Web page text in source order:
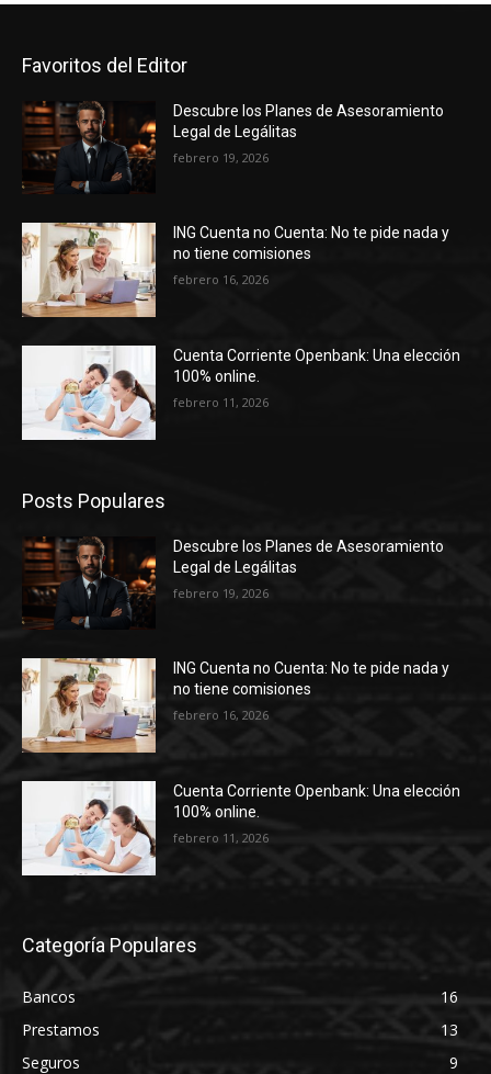
Favoritos del Editor
Descubre los Planes de Asesoramiento
Legal de Legálitas
febrero 19, 2026
ING Cuenta no Cuenta: No te pide nada y
no tiene comisiones
febrero 16, 2026
Cuenta Corriente Openbank: Una elección
100% online.
febrero 11, 2026
Posts Populares
Descubre los Planes de Asesoramiento
Legal de Legálitas
febrero 19, 2026
ING Cuenta no Cuenta: No te pide nada y
no tiene comisiones
febrero 16, 2026
Cuenta Corriente Openbank: Una elección
100% online.
febrero 11, 2026
Categoría Populares
Bancos
16
Prestamos
13
Seguros
9